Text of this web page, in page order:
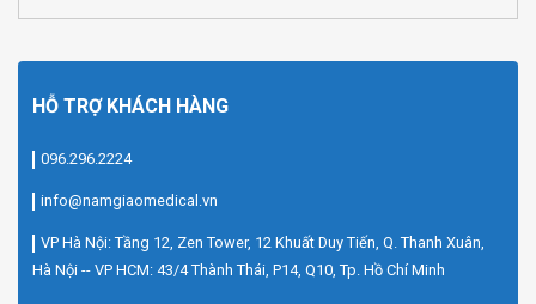
HỖ TRỢ KHÁCH HÀNG
096.296.2224
info@namgiaomedical.vn
VP Hà Nội: Tầng 12, Zen Tower, 12 Khuất Duy Tiến, Q. Thanh Xuân,
Hà Nội -- VP HCM: 43/4 Thành Thái, P14, Q10, Tp. Hồ Chí Minh